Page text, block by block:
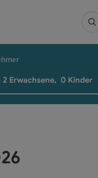
Personenfelder
2 Erwachsene, 0 Kinder